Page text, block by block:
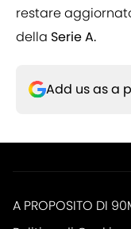
restare
della Serie A.
Add us as a
A PROPOSITO DI